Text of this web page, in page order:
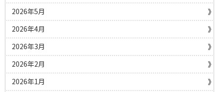
2026年5月
2026年4月
2026年3月
2026年2月
2026年1月